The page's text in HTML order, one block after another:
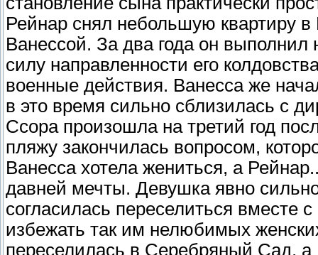
Рейнар снял небольшую квартиру
Ванессой. За два года он
силу направленности его
военные действия. Ванесса же
в это время сильно сблизилась с
Ссора произошла на третий год
пляжу закончилась вопросом,
Ванесса хотела жениться, а
давней мечты. Девушка явно
согласилась переселиться вместе
избежать так им нелюбимых
переселилась в Серебряный Сад, а